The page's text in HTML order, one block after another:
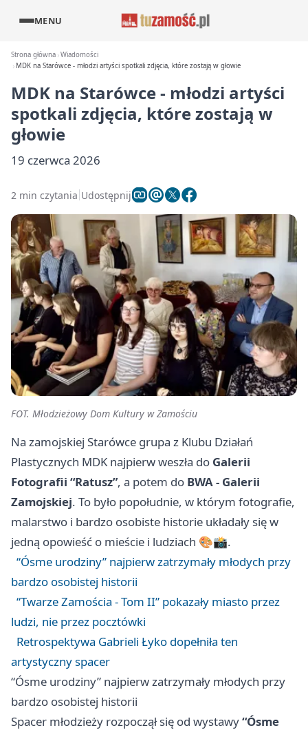
MENU
Strona główna Wiadomości
MDK na Starówce - młodzi artyści spotkali zdjęcia, które zostają w głowie
MDK na Starówce - młodzi artyści
spotkali zdjęcia, które zostają w
głowie
19 czerwca 2026
2 min czytania Udostępnij
FOT. Młodzieżowy Dom Kultury w Zamościu
Na zamojskiej Starówce grupa z Klubu Działań
Plastycznych MDK najpierw weszła do Galerii
Fotografii “Ratusz”, a potem do BWA - Galerii
Zamojskiej. To było popołudnie, w którym fotografie,
malarstwo i bardzo osobiste historie układały się w
jedną opowieść o mieście i ludziach 🎨📸.
“Ósme urodziny” najpierw zatrzymały młodych przy
bardzo osobistej historii
“Twarze Zamościa - Tom II” pokazały miasto przez
ludzi, nie przez pocztówki
Retrospektywa Gabrieli Łyko dopełniła ten
artystyczny spacer
“Ósme urodziny” najpierw zatrzymały młodych przy
bardzo osobistej historii
Spacer młodzieży rozpoczął się od wystawy“Ósme